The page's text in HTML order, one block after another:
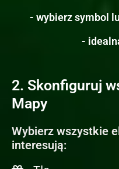
- wybierz symbol
-
2. Skonfiguruj
Mapy
Wybierz wszystkie
interesują: